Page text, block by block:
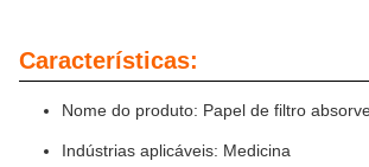
Características:
Nome do produto: Papel de filtro
Indústrias aplicáveis: Medicina